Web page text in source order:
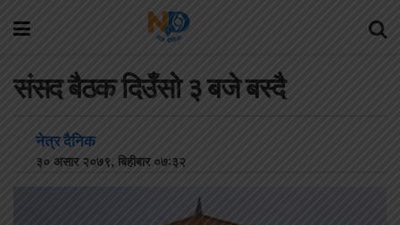
संसद बैठक दिउँसो ३ बजे बस्दै
नेत्र दैनिक
३० असार २०७९, बिहीबार ०७:३२